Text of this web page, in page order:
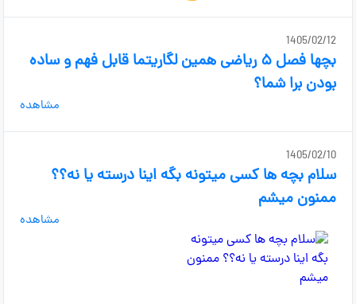
1405/02/12
بچها فصل ۵ ریاضی همین لگاریتما قابل فهم و ساده
بودن برا شما؟
مشاهده
1405/02/10
سلام بچه ها کسی میتونه بگه اینا درسته یا نه؟؟
ممنون میشم
مشاهده